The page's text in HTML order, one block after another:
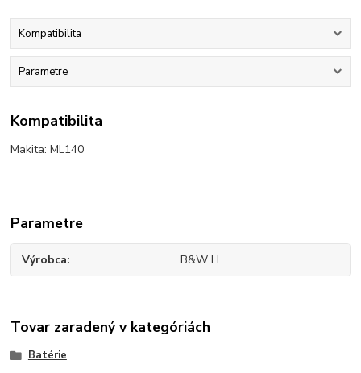
Kompatibilita
Parametre
Kompatibilita
Makita: ML140
Parametre
Výrobca B&W H.
Tovar zaradený v kategóriách
Batérie